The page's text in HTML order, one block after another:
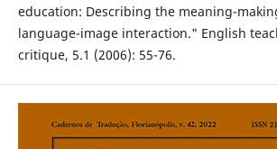
education: Describing the meaning-
language-image interaction." English
critique, 5.1 (2006): 55-76.